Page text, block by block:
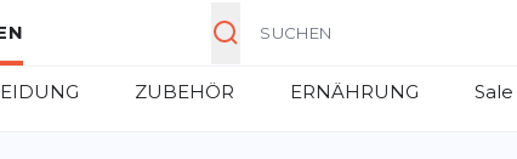
ZUBEHÖR ERNÄHRUNG Sale